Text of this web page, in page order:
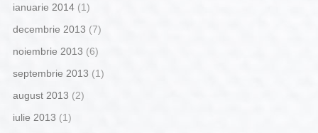
ianuarie 2014(1)
decembrie 2013 (7)
noiembrie 2013 (6)
septembrie 2013 (1)
august 2013 (2)
iulie 2013 (1)